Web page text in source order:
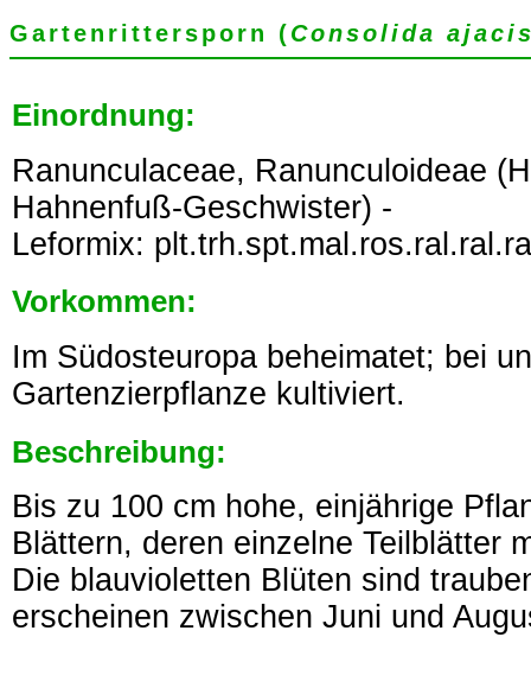
Gartenrittersporn (Consolida
Einordnung:
Ranunculaceae, Ranunculoideae
Hahnenfuß-Geschwister) -
Leformix:
Vorkommen:
Im Südosteuropa beheimatet; bei
Gartenzierpflanze kultiviert.
Beschreibung:
Bis zu 100 cm hohe, einjährige
Blättern, deren einzelne Teilblätter
Die blauvioletten Blüten sind
erscheinen zwischen Juni und